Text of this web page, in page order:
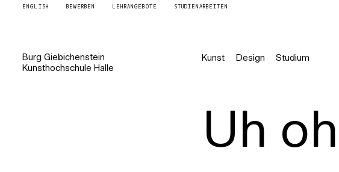
ENGLISH BEWERBEN LEHRANGEBOTE STUDIENARBEITEN
Burg Giebichenstein
Kunsthochschule Halle
Kunst Design Studium
Uh